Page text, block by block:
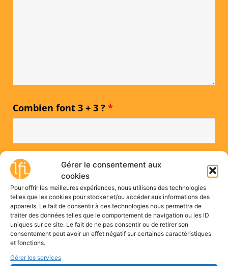
Gérer le consentement aux
cookies
Pour offrir les meilleures expériences, nous utilisons des technologies
telles que les cookies pour stocker et/ou accéder aux informations des
appareils. Le fait de consentir à ces technologies nous permettra de
traiter des données telles que le comportement de navigation ou les ID
uniques sur ce site. Le fait de ne pas consentir ou de retirer son
consentement peut avoir un effet négatif sur certaines caractéristiques
et fonctions.
Gérer les services
Combien font 3 + 3 ? *
Newsletter
images